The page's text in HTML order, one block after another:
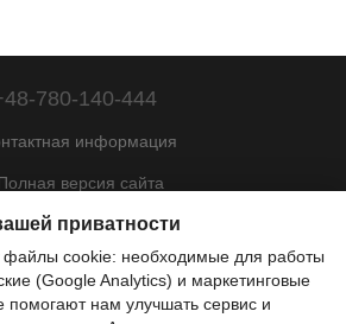
780-140-444
информация
версия сайта
Карта сайта
© 2022—2026
Motohill Poland
приватности
файлы cookie: необходимые для работы
(Google Analytics) и маркетинговые
помогают нам улучшать сервис и